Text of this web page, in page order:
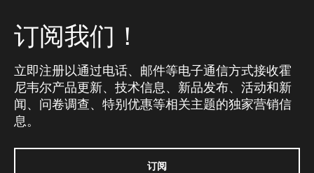
订阅我们！
立即注册以通过电话、邮件等电子通信方式接收霍
尼韦尔产品更新、技术信息、新品发布、活动和新
闻、问卷调查、特别优惠等相关主题的独家营销信
息。
订阅